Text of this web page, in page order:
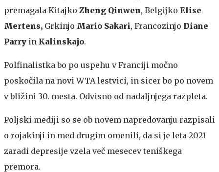
premagala Kitajko Zheng Qinwen, Belgijko Elise
Mertens, Grkinjo Mario Sakari, Francozinjo Diane
Parry in Kalinskajo.
Polfinalistka bo po uspehu v Franciji močno
poskočila na novi WTA lestvici, in sicer bo po novem
v bližini 30. mesta. Odvisno od nadaljnjega razpleta.
Poljski mediji so se ob novem napredovanju razpisali
o rojakinji in med drugim omenili, da si je leta 2021
zaradi depresije vzela več mesecev teniškega
premora.